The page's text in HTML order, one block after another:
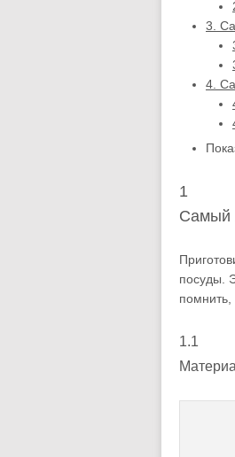
3.
4.
1
Самый
посуды.
помнить,
1.1